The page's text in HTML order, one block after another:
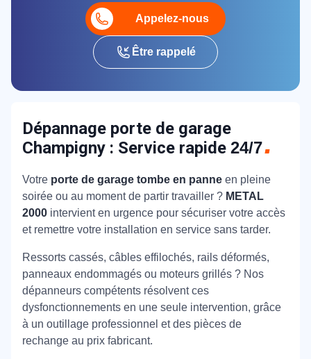
Appelez-nous
Être rappelé
Dépannage porte de garage
Champigny : Service rapide 24/7
Votre porte de garage tombe en panne en pleine
soirée ou au moment de partir travailler ? METAL
2000 intervient en urgence pour sécuriser votre accès
et remettre votre installation en service sans tarder.
Ressorts cassés, câbles effilochés, rails déformés,
panneaux endommagés ou moteurs grillés ? Nos
dépanneurs compétents résolvent ces
dysfonctionnements en une seule intervention, grâce
à un outillage professionnel et des pièces de
rechange au prix fabricant.